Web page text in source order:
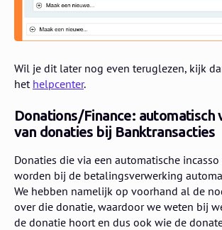
Wil je dit later nog even teruglezen, kijk
het helpcenter.
Donations/Finance: automatisch
van donaties bij Banktransacties
Donaties die via een automatische
worden bij de betalingsverwerking
We hebben namelijk op voorhand al de
over die donatie, waardoor we weten bij
de donatie hoort en dus ook wie de